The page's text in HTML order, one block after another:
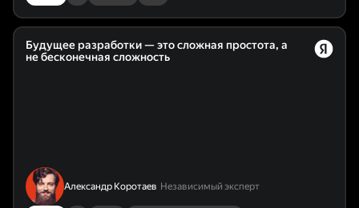
Будущее разработки — это сложная простота, а
не бесконечная сложность
Александр Коротаев Независимый эксперт